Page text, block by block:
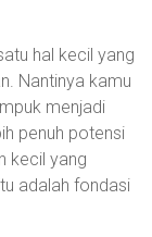
hal kecil yang
Nantinya kamu
menjadi
penuh potensi
kecil yang
adalah fondasi